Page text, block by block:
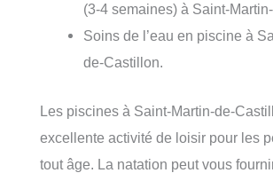
(3-4 semaines) à Saint-
Soins de l’eau en piscine à
de-Castillon.
Les piscines à Saint-Martin-de-
excellente activité de loisir pour les
tout âge. La natation peut vous